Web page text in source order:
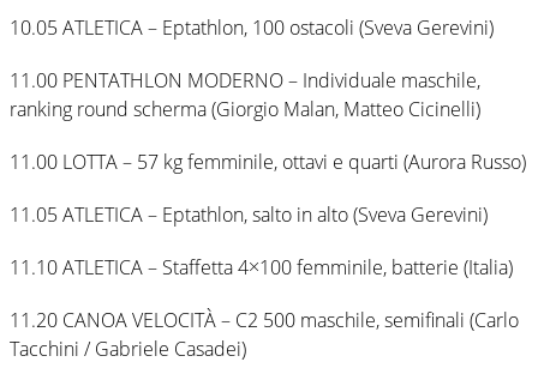
10.05 ATLETICA – Eptathlon, 100 ostacoli (Sveva Gerevini)
11.00 PENTATHLON MODERNO – Individuale maschile,
ranking round scherma (Giorgio Malan, Matteo Cicinelli)
11.00 LOTTA – 57 kg femminile, ottavi e quarti (Aurora Russo)
11.05 ATLETICA – Eptathlon, salto in alto (Sveva Gerevini)
11.10 ATLETICA – Staffetta 4×100 femminile, batterie (Italia)
11.20 CANOA VELOCITÀ – C2 500 maschile, semifinali (Carlo
Tacchini / Gabriele Casadei)